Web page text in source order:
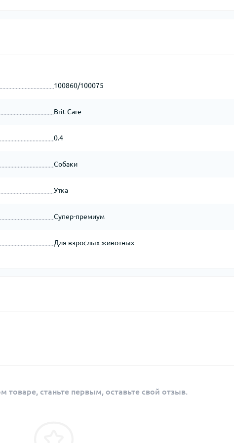
100860/100075
Brit Care
0.4
Собаки
Утка
Супер-премиум
Для взрослых животных
товаре, станьте первым, оставьте свой отзыв.